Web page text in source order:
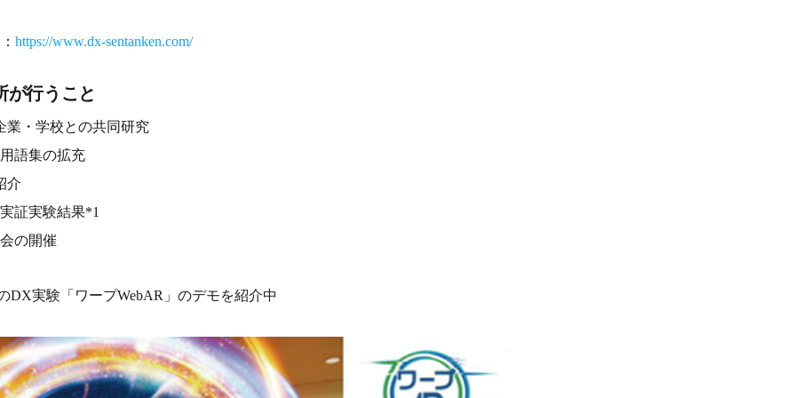
https://www.dx-sentanken.com/
行うこと
業・学校との共同研究
語集の拡充
介
証実験結果*1
の開催
DX実験「ワープWebAR」のデモを紹介中